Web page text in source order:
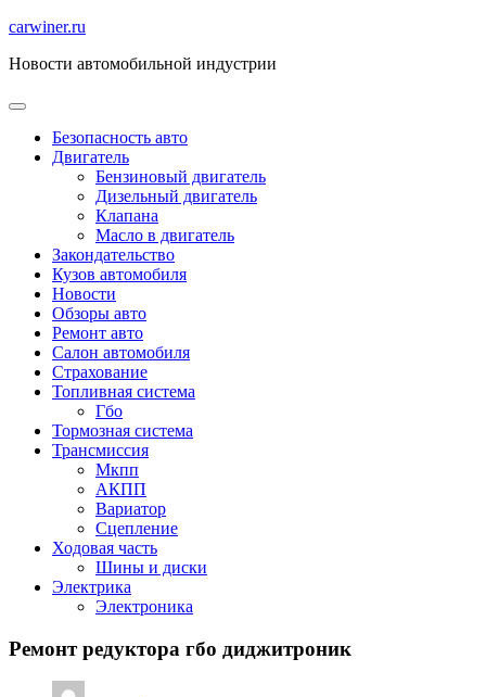
Перейти
содержимому
carwiner.ru
Новости автомобильной индустрии
Безопасность авто
Двигатель
Бензиновый двигатель
Дизельный двигатель
Клапана
Масло в двигатель
Закондательство
Кузов автомобиля
Новости
Обзоры авто
Ремонт авто
Салон автомобиля
Страхование
Топливная система
Гбо
Тормозная система
Трансмиссия
Мкпп
АКПП
Вариатор
Сцепление
Ходовая часть
Шины и диски
Электрика
Электроника
Ремонт редуктора гбо диджитроник